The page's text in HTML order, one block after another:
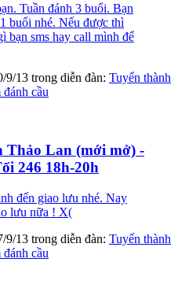
Tuần đánh 3 buổi. Bạn
buổi nhé. Nếu được thì
bạn sms hay call mình để
9/13 trong diễn đàn: Tuyển thành
cầu
Thảo Lan (mới mở) -
246 18h-20h
đến giao lưu nhé. Nay
lưu nữa ! X(
9/13 trong diễn đàn: Tuyển thành
cầu